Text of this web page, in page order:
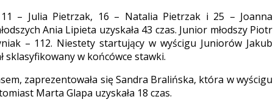
11 – Julia Pietrzak, 16 – Natalia Pietrzak i 25 – Joanna
Ania Lipieta uzyskała 43 czas. Junior młodszy Piotr
– 112. Niestety startujący w wyścigu Juniorów Jakub
w końcówce stawki.
zaprezentowała się Sandra Bralińska, która w wyścigu
Marta Glapa uzyskała 18 czas.